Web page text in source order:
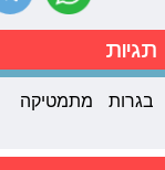
תגיות
בגרות מתמטיקה